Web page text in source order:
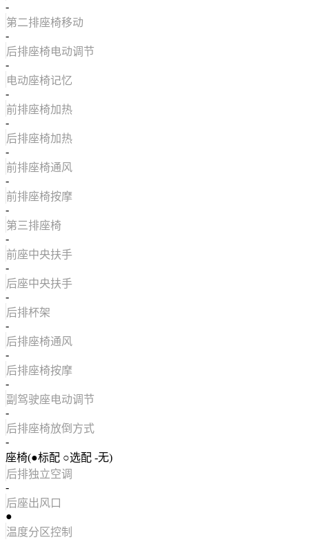
-
第二排座椅移动
-
后排座椅电动调节
-
电动座椅记忆
-
前排座椅加热
-
后排座椅加热
-
前排座椅通风
-
前排座椅按摩
-
第三排座椅
-
前座中央扶手
-
后座中央扶手
-
后排杯架
-
后排座椅通风
-
后排座椅按摩
-
副驾驶座电动调节
-
后排座椅放倒方式
-
座椅(●标配 ○选配 -无)
后排独立空调
-
后座出风口
●
温度分区控制